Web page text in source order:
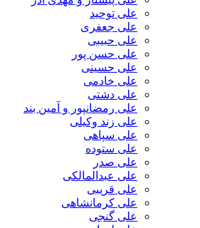
علی توحید
علی جعفری
علی حبیبی
علی حسن پور
علی حسینی
علی خادمی
علی دشتی
علی رمضانپور و آمین بند
علی زند وکیلی
علی سپاهی
علی ستوده
علی صدر
علی عبدالمالکی
علی قریبی
علی کرمانشاهی
علی گنجی